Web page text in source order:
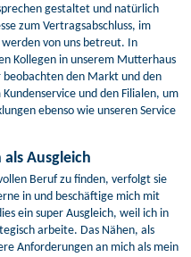
gestaltet und natürlich
zum Vertragsabschluss, im
von uns betreut. In
Kollegen in unserem Mutterhaus
beobachten den Markt und den
und den Filialen, um
ebenso wie unseren Service
Ausgleich
Beruf zu finden, verfolgt sie
in und beschäftige mich mit
ein super Ausgleich, weil ich in
arbeite. Das Nähen, als
Anforderungen an mich als mein